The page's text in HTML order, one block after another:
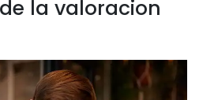
la valoracion